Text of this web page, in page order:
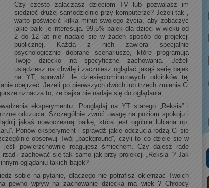
Czy często załączasz dzieciom TV lub pozwalasz im
siedzieć dłużej samodzielnie przy komputerze? Jeżeli tak ,
warto poświęcić kilka minut swojego życia, aby zobaczyć
jakie bajki je interesują. 99,5% bajek dla dzieci w wieku od
2 do 12 lat nie nadaje się w żaden sposób do projekcji
publicznej. Każda z nich zawiera specjalnie
psychologicznie dobrane scenariusze, które programują
Twoje dziecko na specyficzne zachowania. Jeżeli
usiądziesz na chwilę i zaczniesz oglądać jakąś serię bajek
na YT, sprawdź ile dziesięciominutowych odcinków tej
obejrzeć. Jeżeli po pierwszych dwóch lub trzech zmienia Ci
oznacza to, że bajka nie nadaje się do oglądania.
eksperymentu. Pooglądaj na YT starego „Reksia” i
odczucia. Szczególnie zwróć uwagę na poziom spokoju i
jakąś nowoczesną bajkę, która jest ogólnie lubiana np.
Ponów eksperyment i sprawdź jakie odczucia rodzą Ci się
obserwuj Twój „background”, czyli to co dzieje się w
powierzchownie reagujesz śmiechem. Czy dajesz radę
i zachować sie tak samo jak przy projekcji „Reksia” ? Jak
oglądaniu takich bajek?
sobie na pytanie, dlaczego nie potrafisz okiełnzać Twoich
pewno wpływ na zachowanie dziecka ma wiek ? Chłopcy